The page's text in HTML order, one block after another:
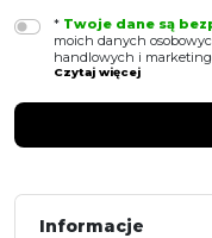
* Twoje dane są
moich danych
handlowych i
Czytaj więcej
Informacje